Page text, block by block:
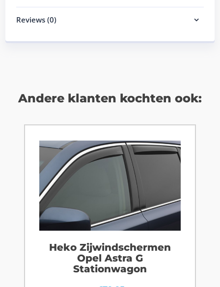
Reviews (0)
Andere klanten kochten ook:
Heko Zijwindschermen
Opel Astra G
Stationwagon